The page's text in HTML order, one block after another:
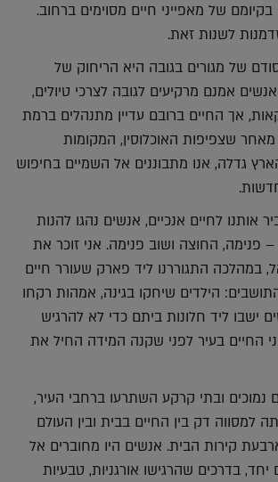
של מאפייני חיים מסוימים ברחוב.
לשנות זאת.
של מגורים בגובה היא הריחוק של
אמנם מרקיעים לגובה לצרכי טיולים,
אך החיים ברובם עדיין מתנהלים ברמת
שצפיפות האוכלוסין, המקומות
גדלה, אנו מתבוננים אל השמיים בחיפוש
אותנו לחיים אנכיים, אנשים נהגו להנות
פנימה, החוצה ושוב פנימה. אני זוכר את
במהלכה התגוררנו ליד פארק שעורר חיים
הילדים שיחקו בגינה, אמהות רקחו
ישבו ליד חלונות ביתם כדי לא להרגיש
החיים בעיר לפני שקנה המידה החיל את
נמוכים ובתי קרקע השתרעו ברחבי העיר,
למסווה דק בין החיים בבית ובין העולם
קירות הבית. אנשים היו מחוברים אל
בדרכים שהרגישו אורגניות, טבעיות